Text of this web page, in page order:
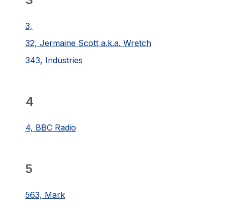
3,
32, Jermaine Scott a.k.a. Wretch
343, Industries
4
4, BBC Radio
5
563, Mark